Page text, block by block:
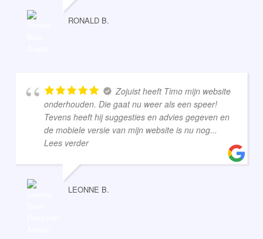
RONALD B.
Zojuist heeft Timo mijn website
onderhouden. Die gaat nu weer als een speer!
Tevens heeft hij suggesties en advies gegeven en
de mobiele versie van mijn website is nu nog...
Lees verder
LEONNE B.